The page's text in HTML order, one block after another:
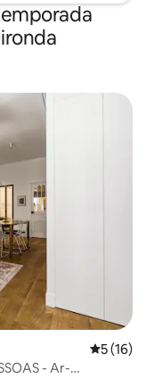
5 de uma
5 (16)
- Ar-